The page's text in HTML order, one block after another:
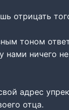
отрицать
тоном
нами ничего
адрес
отца.